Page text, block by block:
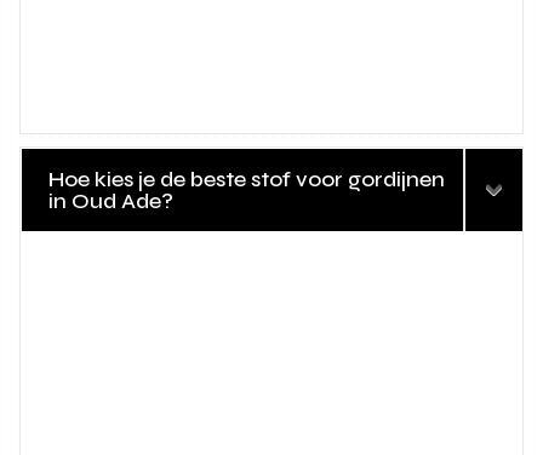
Hoe kies je de beste stof voor gordijnen
in Oud Ade?